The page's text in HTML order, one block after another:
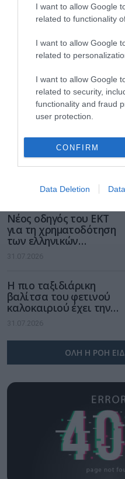
I want to allow Google
related to functionality
I want to allow Google
related to
I want to allow Google
related to security,
functionality and fraud
user protection.
CONFIRM
Data Deletion
Το χρηματοδοτούμενο
Gaming Police”
ενισχύει την ασφάλεια
των παιδιών στο
διαδίκτυο
31.07.2026
ΑΑΔΕ: Διευκρινίσεις
για τα πρόστιμα σε
παραβάσεις που
αφορούν τους ΦΗΜ
Σ. Καλαφάτης: «Η
Τεχνητή Νοημοσύνη
νέα τεχνολογία, είναι
μια νέα βιομηχανική
31.07.2026
Νέος οδηγός του ΕΚΤ
για τη χρηματοδότηση
των ελληνικών
επιχειρήσεων στον
χώρο της άμυνας
31.07.2026
Η πιο ταξιδιάρικη
βαλίτσα του φετινού
καλοκαιριού έχει την
υπογραφή της Xiaomi
31.07.2026
ΟΛΗ Η ΡΟΗ